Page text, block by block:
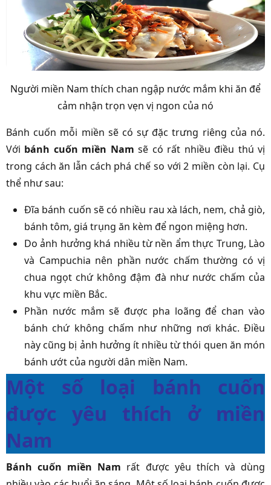
Người miền Nam thích chan ngập nước mắm khi ăn để
cảm nhận trọn vẹn vị ngon của nó
Bánh cuốn mỗi miền sẽ có sự đặc trưng riêng của nó.
Với bánh cuốn miền Nam sẽ có rất nhiều điều thú vị
trong cách ăn lẫn cách phá chế so với 2 miền còn lại. Cụ
thể như sau:
Đĩa bánh cuốn sẽ có nhiều rau xà lách, nem, chả giò,
bánh tôm, giá trụng ăn kèm để ngon miệng hơn.
Do ảnh hưởng khá nhiều từ nền ẩm thực Trung, Lào
và Campuchia nên phần nước chấm thường có vị
chua ngọt chứ không đậm đà như nước chấm của
khu vực miền Bắc.
Phần nước mắm sẽ được pha loãng để chan vào
bánh chứ không chấm như những nơi khác. Điều
này cũng bị ảnh hưởng ít nhiều từ thói quen ăn món
bánh ướt của người dân miền Nam.
Một số loại bánh cuốn
được yêu thích ở miền
Nam
Bánh cuốn miền Nam rất được yêu thích và dùng